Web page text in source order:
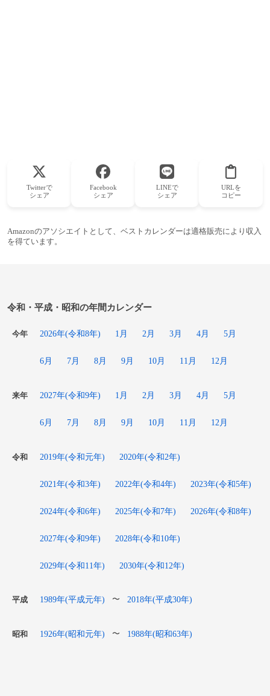
Twitterで
シェア
Facebook
シェア
LINEで
シェア
URLを
コピー
Amazonのアソシエイトとして、ベストカレンダーは適格販売により収入
を得ています。
令和・平成・昭和の年間カレンダー
今年 2026年(令和8年) 1月 2月 3月 4月 5月
6月 7月 8月 9月 10月 11月 12月
来年 2027年(令和9年) 1月 2月 3月 4月 5月
6月 7月 8月 9月 10月 11月 12月
令和 2019年(令和元年) 2020年(令和2年)
2021年(令和3年) 2022年(令和4年) 2023年(令和5年)
2024年(令和6年) 2025年(令和7年) 2026年(令和8年)
2027年(令和9年) 2028年(令和10年)
2029年(令和11年) 2030年(令和12年)
平成 1989年(平成元年) 〜 2018年(平成30年)
昭和 1926年(昭和元年) 〜 1988年(昭和63年)